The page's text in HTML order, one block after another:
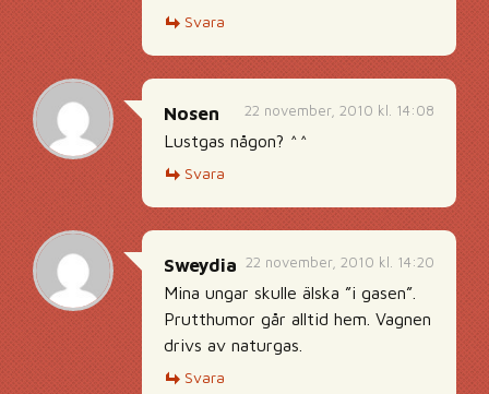
Svara
22 november, 2010 kl. 14:08
Nosen
Lustgas någon? ^^
Svara
22 november, 2010 kl. 14:20
Sweydia
Mina ungar skulle älska ”i gasen”.
Prutthumor går alltid hem. Vagnen
drivs av naturgas.
Svara